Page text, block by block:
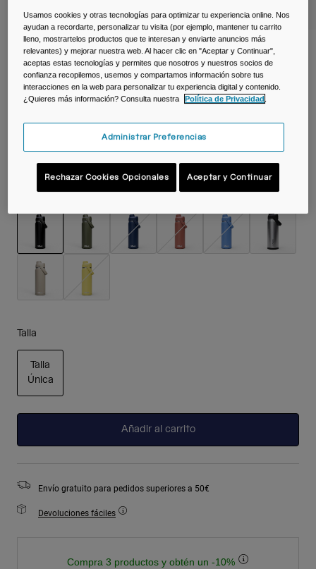
Ver todo
Botella térmica Thrive™ 600 ml – acero
inoxidable
N.º de artículo38254-001-OS
Price reduced from
Color -Black
seleccionado
Talla
Talla
Única
Añadir al carrito
Envío gratuito para pedidos superiores a 50€
Devoluciones fáciles
Compra 3 productos y obtén un -10%
Usamos cookies y otras tecnologías para optimizar tu experiencia online. Nos
ayudan a recordarte, personalizar tu visita (por ejemplo, mantener tu carrito
lleno, mostrartelos productos que te interesan y enviarte anuncios más
relevantes) y mejorar nuestra web. Al hacer clic en "Aceptar y Continuar",
aceptas estas tecnologías y permites que nosotros y nuestros socios de
confianza recopilemos, usemos y compartamos información sobre tus
interacciones en la web para personalizar tu experiencia digital y contenido.
¿Quieres más información? Consulta nuestra
Política de Privacidad
Administrar Preferencias
Rechazar Cookies Opcionales Aceptar y Continuar